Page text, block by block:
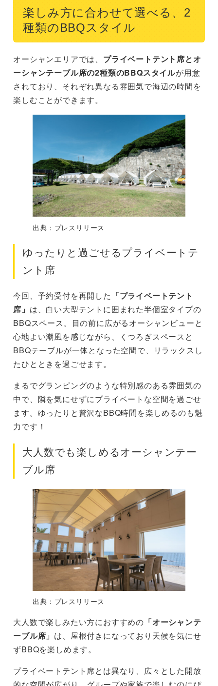
楽しみ方に合わせて選べる、2
種類のBBQスタイル
オーシャンエリアでは、 プライベートテント席とオ
ーシャンテーブル席の2種類のBBQスタイルが用意
されており、それぞれ異なる雰囲気で海辺の時間を
楽しむことができます。
出典：プレスリリース
ゆったりと過ごせるプライベートテ
ント席
今回、予約受付を再開した 「プライベートテント
席」 は、白い大型テントに囲まれた半個室タイプの
BBQスペース。目の前に広がるオーシャンビューと
心地よい潮風を感じながら、くつろぎスペースと
BBQテーブルが一体となった空間で、リラックスし
たひとときを過ごせます。
まるでグランピングのような特別感のある雰囲気の
中で、隣を気にせずにプライベートな空間を過ごせ
ます。ゆったりと贅沢なBBQ時間を楽しめるのも魅
力です！
大人数でも楽しめるオーシャンテー
ブル席
出典：プレスリリース
大人数で楽しみたい方におすすめの 「オーシャンテ
ーブル席」 は、屋根付きになっており天候を気にせ
ずBBQを楽しめます。
プライベートテント席とは異なり、広々とした開放